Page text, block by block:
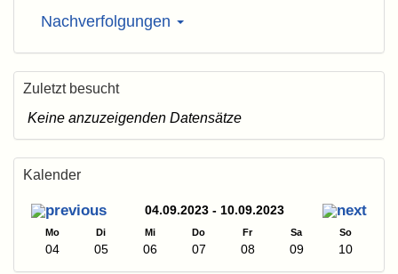
Nachverfolgungen
Zuletzt besucht
Keine anzuzeigenden Datensätze
Kalender
04.09.2023 - 10.09.2023
Mo Di Mi Do Fr Sa So
04 05 06 07 08 09 10